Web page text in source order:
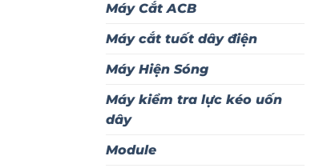
Máy Cắt ACB
Máy cắt tuốt dây điện
Máy Hiện Sóng
Máy kiểm tra lực kéo uốn
dây
Module